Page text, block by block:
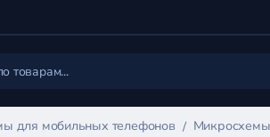
для мобильных телефонов